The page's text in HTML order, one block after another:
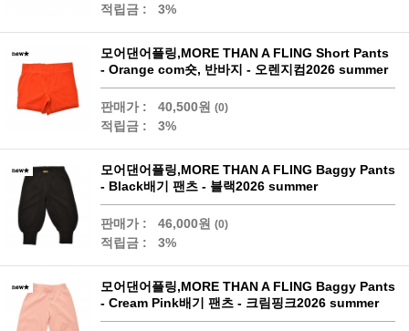
적립금 : 3%
모어댄어플링,MORE THAN A FLING Short Pants
- Orange com숏, 반바지 - 오렌지컴2026 summer
판매가 : 40,500원 (0)
적립금 : 3%
모어댄어플링,MORE THAN A FLING Baggy Pants
- Black배기 팬츠 - 블랙2026 summer
판매가 : 46,000원 (0)
적립금 : 3%
모어댄어플링,MORE THAN A FLING Baggy Pants
- Cream Pink배기 팬츠 - 크림핑크2026 summer